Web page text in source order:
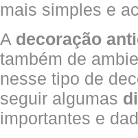
mais simples e
A decoração
também de
nesse tipo de
seguir algumas
importantes e